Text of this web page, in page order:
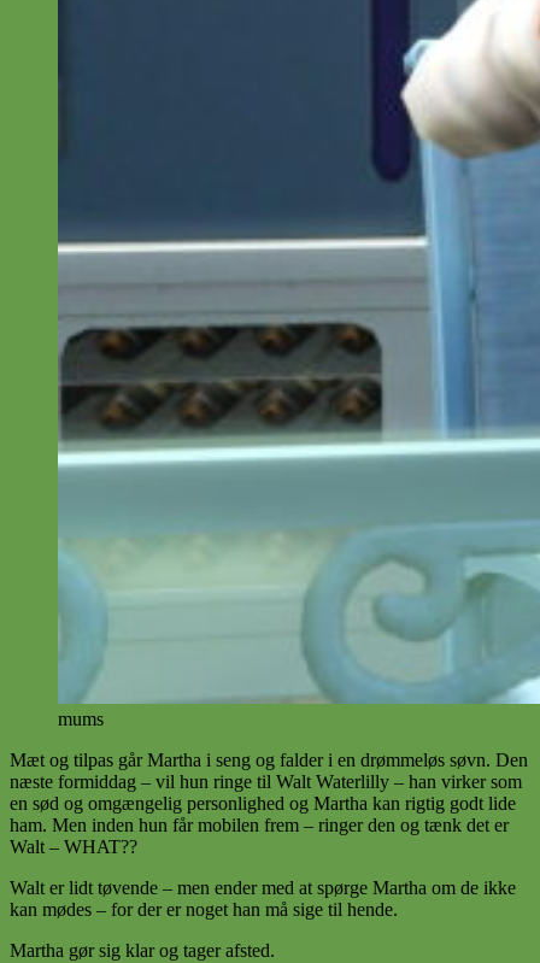
mums
Mæt og tilpas går Martha i seng og falder i en drømmeløs søvn. Den
næste formiddag – vil hun ringe til Walt Waterlilly – han virker som
en sød og omgængelig personlighed og Martha kan rigtig godt lide
ham. Men inden hun får mobilen frem – ringer den og tænk det er
Walt – WHAT??
Walt er lidt tøvende – men ender med at spørge Martha om de ikke
kan mødes – for der er noget han må sige til hende.
Martha gør sig klar og tager afsted.